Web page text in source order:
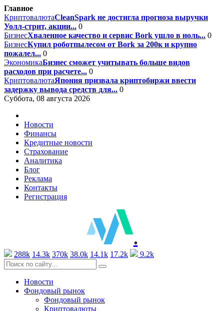
Главное
КриптовалютаCleanSpark не достигла прогноза выручки
Уолл-стрит, акции... 0
БизнесХваленное качество и сервис Bork ушло в ноль... 0
БизнесКупил роботпылесом от Bork за 200к и крупно
пожалел... 0
ЭкономикаБизнес сможет учитывать больше видов
расходов при расчете... 0
КриптовалютаЯпония призвала криптобиржи ввести
задержку вывода средств для... 0
Суббота, 08 августа 2026
Новости
Финансы
Кредитные новости
Страхование
Аналитика
Блог
Реклама
Контакты
Регистрация
.
288k 14.3k 370k 38.0k 14.1k 17.2k 9.2k
Новости
Фондовый рынок
Фондовый рынок
Криптовалюты